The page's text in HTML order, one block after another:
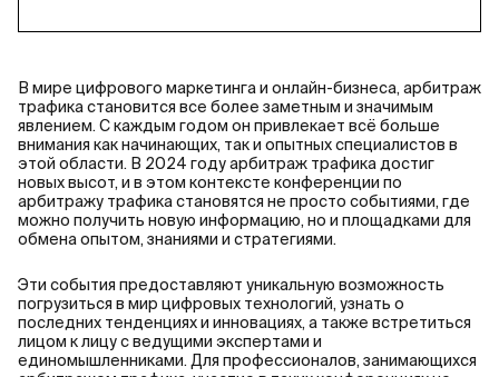
В мире цифрового маркетинга и онлайн-бизнеса, арбитраж
трафика становится все более заметным и значимым
явлением. С каждым годом он привлекает всё больше
внимания как начинающих, так и опытных специалистов в
этой области. В 2024 году арбитраж трафика достиг
новых высот, и в этом контексте конференции по
арбитражу трафика становятся не просто событиями, где
можно получить новую информацию, но и площадками для
обмена опытом, знаниями и стратегиями.
Эти события предоставляют уникальную возможность
погрузиться в мир цифровых технологий, узнать о
последних тенденциях и инновациях, а также встретиться
лицом к лицу с ведущими экспертами и
единомышленниками. Для профессионалов, занимающихся